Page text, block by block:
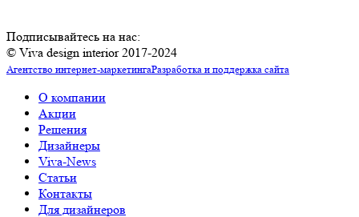
Подписывайтесь на нас:
© Viva design interior 2017-2024
Агентство интернет-маркетингаРазработка и поддержка сайта
О компании
Акции
Решения
Дизайнеры
Viva-News
Статьи
Контакты
Для дизайнеров